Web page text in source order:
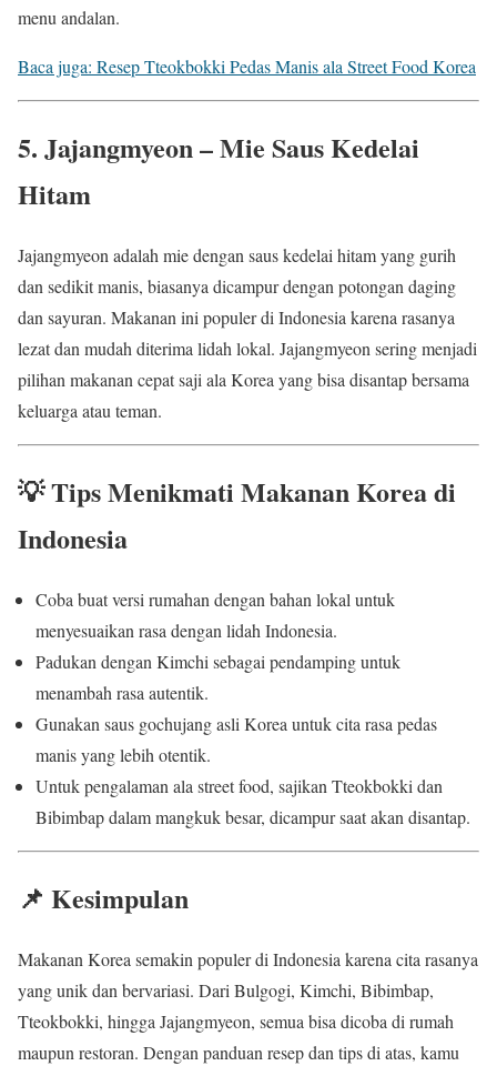
menu andalan.
Baca juga: Resep Tteokbokki Pedas Manis ala Street Food Korea
5. Jajangmyeon – Mie Saus Kedelai
Hitam
Jajangmyeon adalah mie dengan saus kedelai hitam yang gurih
dan sedikit manis, biasanya dicampur dengan potongan daging
dan sayuran. Makanan ini populer di Indonesia karena rasanya
lezat dan mudah diterima lidah lokal. Jajangmyeon sering menjadi
pilihan makanan cepat saji ala Korea yang bisa disantap bersama
keluarga atau teman.
💡 Tips Menikmati Makanan Korea di
Indonesia
Coba buat versi rumahan dengan bahan lokal untuk
menyesuaikan rasa dengan lidah Indonesia.
Padukan dengan Kimchi sebagai pendamping untuk
menambah rasa autentik.
Gunakan saus gochujang asli Korea untuk cita rasa pedas
manis yang lebih otentik.
Untuk pengalaman ala street food, sajikan Tteokbokki dan
Bibimbap dalam mangkuk besar, dicampur saat akan disantap.
📌 Kesimpulan
Makanan Korea semakin populer di Indonesia karena cita rasanya
yang unik dan bervariasi. Dari Bulgogi, Kimchi, Bibimbap,
Tteokbokki, hingga Jajangmyeon, semua bisa dicoba di rumah
maupun restoran. Dengan panduan resep dan tips di atas, kamu